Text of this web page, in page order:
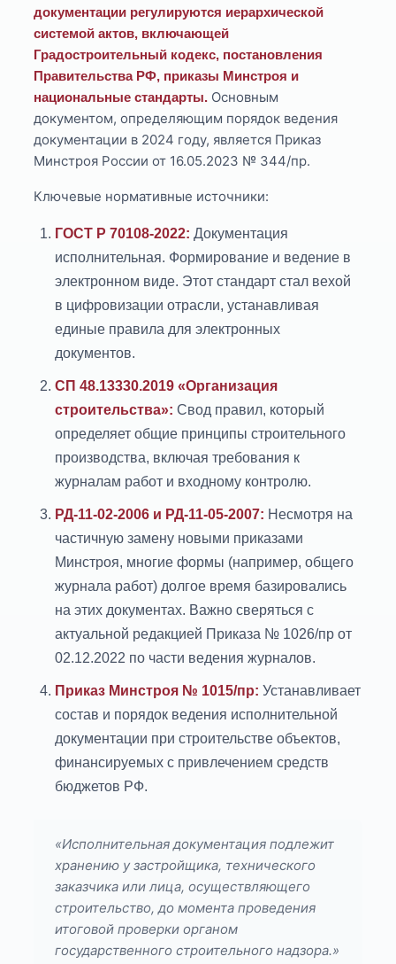
документации регулируются иерархической
системой актов, включающей
Градостроительный кодекс, постановления
Правительства РФ, приказы Минстроя и
национальные стандарты. Основным
документом, определяющим порядок ведения
документации в 2024 году, является Приказ
Минстроя России от 16.05.2023 № 344/пр.
Ключевые нормативные источники:
ГОСТ Р 70108-2022: Документация
исполнительная. Формирование и ведение в
электронном виде. Этот стандарт стал вехой
в цифровизации отрасли, устанавливая
единые правила для электронных
документов.
СП 48.13330.2019 «Организация
строительства»: Свод правил, который
определяет общие принципы строительного
производства, включая требования к
журналам работ и входному контролю.
РД-11-02-2006 и РД-11-05-2007: Несмотря на
частичную замену новыми приказами
Минстроя, многие формы (например, общего
журнала работ) долгое время базировались
на этих документах. Важно сверяться с
актуальной редакцией Приказа № 1026/пр от
02.12.2022 по части ведения журналов.
Приказ Минстроя № 1015/пр: Устанавливает
состав и порядок ведения исполнительной
документации при строительстве объектов,
финансируемых с привлечением средств
бюджетов РФ.
«Исполнительная документация подлежит
хранению у застройщика, технического
заказчика или лица, осуществляющего
строительство, до момента проведения
итоговой проверки органом
государственного строительного надзора.»